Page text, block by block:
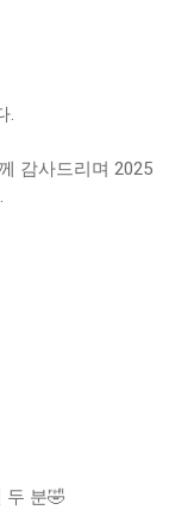
.
감사드리며 2025
두 분🤣